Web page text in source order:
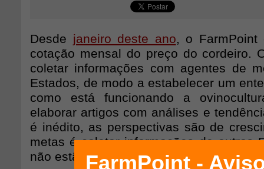
Desde janeiro deste ano, o FarmPoint
cotação mensal do preço do cordeiro.
coletar informações com agentes de
Estados, de modo a estabelecer um
como está funcionando a
elaborar artigos com análises e
é inédito, as perspectivas são de
metas é coletar informações de outros
não estão incluídos na nossa pesquisa.